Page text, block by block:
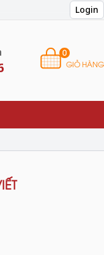
Login
GIỎ HÀNG
0